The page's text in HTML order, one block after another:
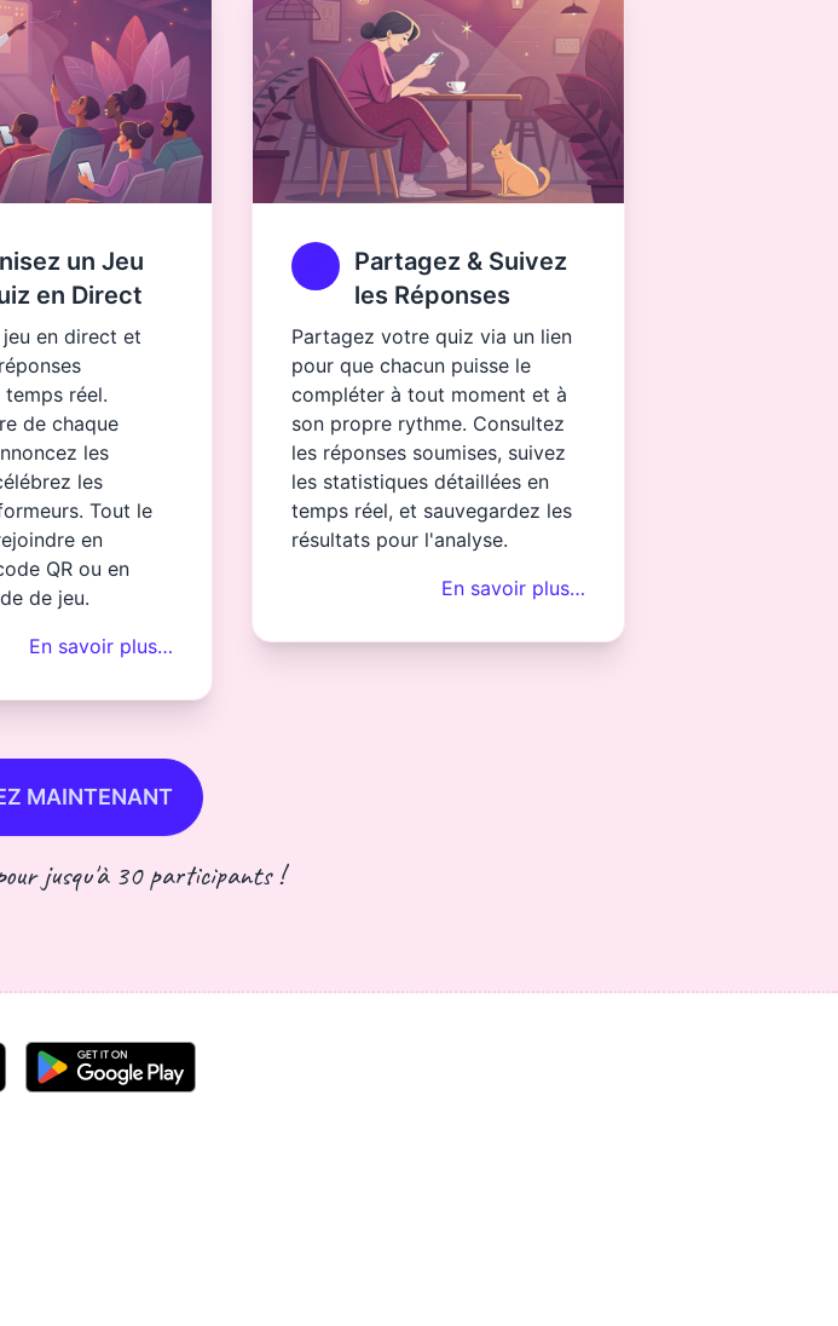
un Jeu
en Direct
en direct et
réel.
de chaque
les
les
Tout le
en
QR ou en
de jeu.
En savoir plus…
Partagez & Suivez
les Réponses
Partagez votre quiz via un lien
pour que chacun puisse le
compléter à tout moment et à
son propre rythme. Consultez
les réponses soumises, suivez
les statistiques détaillées en
temps réel, et sauvegardez les
résultats pour l'analyse.
En savoir plus…
MAINTENANT
jusqu'à 30 participants !